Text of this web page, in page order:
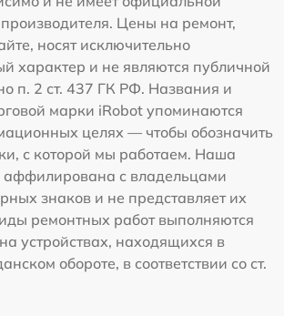
Цены на ремонт,
носят исключительно
характер и не являются публичной
п. 2 ст. 437 ГК РФ. Названия и
марки iRobot упоминаются
целях — чтобы обозначить
с которой мы работаем. Наша
аффилирована с владельцами
знаков и не представляет их
ремонтных работ выполняются
устройствах, находящихся в
обороте, в соответствии со ст.